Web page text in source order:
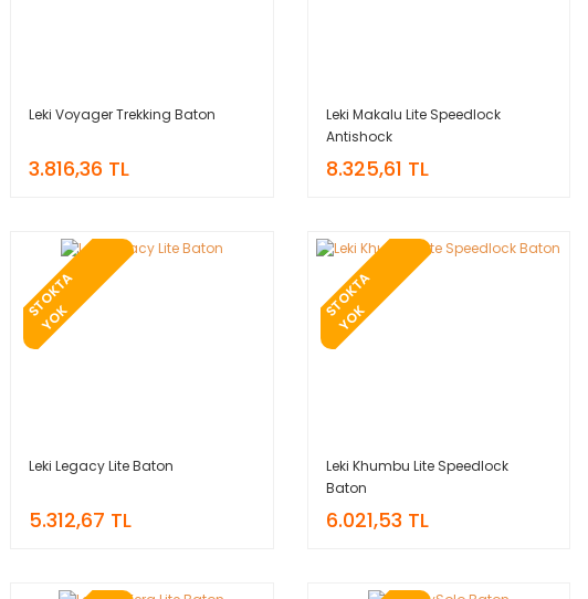
Leki Voyager Trekking Baton
3.816,36 TL
Leki Makalu Lite Speedlock
Antishock
8.325,61 TL
S
T
O
K
T
A
Y
O
K
Leki Legacy Lite Baton
5.312,67 TL
S
T
O
K
T
A
Y
O
K
Leki Khumbu Lite Speedlock
Baton
6.021,53 TL